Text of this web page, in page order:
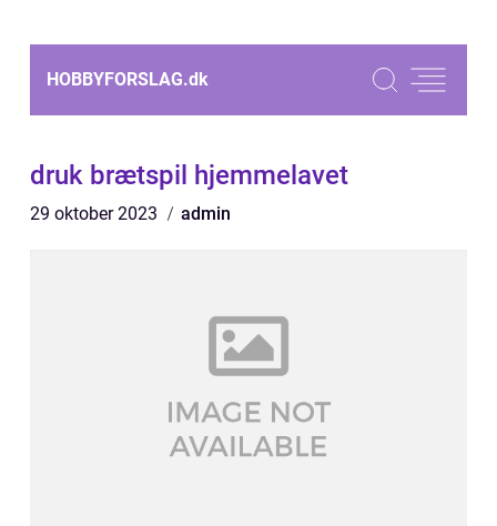
HOBBYFORSLAG.dk
druk brætspil hjemmelavet
29 oktober 2023 admin